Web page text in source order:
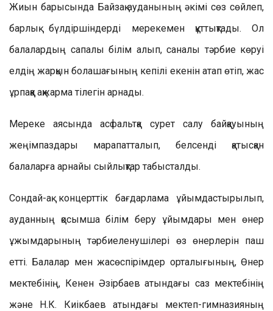
Жиын барысында Байзақ ауданының әкімі сөз сөйлеп,
барлық бүлдіршіндерді мерекемен құттықтады. Ол
балалардың сапалы білім алып, саналы тәрбие көруі
елдің жарқын болашағының кепілі екенін атап өтіп, жас
ұрпаққа ақжарма тілегін арнады.
Мереке аясында асфальтқа сурет салу байқауының
жеңімпаздары марапатталып, белсенді қатысқан
балаларға арнайы сыйлықтар табысталды.
Сондай-ақ концерттік бағдарлама ұйымдастырылып,
ауданның қосымша білім беру ұйымдары мен өнер
ұжымдарының тәрбиеленушілері өз өнерлерін паш
етті. Балалар мен жасөспірімдер орталығының, Өнер
мектебінің, Кенен Әзірбаев атындағы саз мектебінің
және Н.К. Киікбаев атындағы мектеп-гимназияның